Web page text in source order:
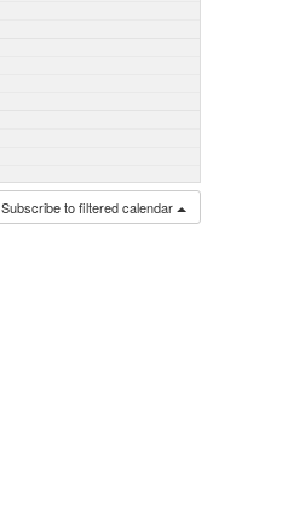
Subscribe to filtered calendar